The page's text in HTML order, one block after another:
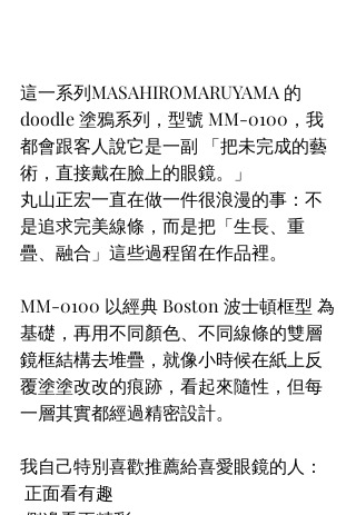
這一系列MASAHIROMARUYAMA 的
doodle 塗鴉系列，型號 MM-0100，我
都會跟客人說它是一副 「把未完成的藝
術，直接戴在臉上的眼鏡。」
丸山正宏一直在做一件很浪漫的事：不
是追求完美線條，而是把「生長、重
疊、融合」這些過程留在作品裡。
MM-0100 以經典 Boston 波士頓框型 為
基礎，再用不同顏色、不同線條的雙層
鏡框結構去堆疊，就像小時候在紙上反
覆塗塗改改的痕跡，看起來隨性，但每
一層其實都經過精密設計。
我自己特別喜歡推薦給喜愛眼鏡的人：
正面看有趣